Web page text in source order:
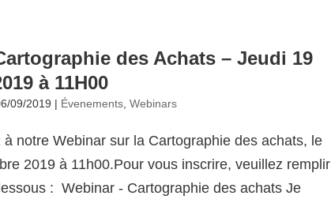
des Achats – Jeudi 19
à 11H00
09/2019 | Évenements ,Webinars
à notre Webinar sur la Cartographie des achats, le
2019 à 11h00.Pour vous inscrire, veuillez remplir
: Webinar - Cartographie des achats Je